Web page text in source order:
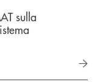
sulla